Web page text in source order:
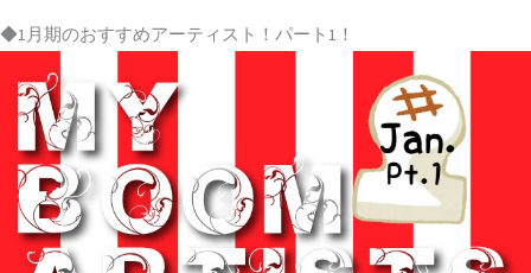
◆1月期のおすすめアーティスト！パート1！